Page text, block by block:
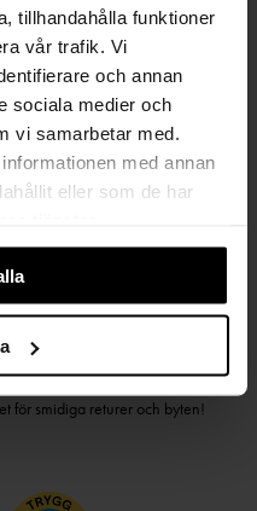
tillhandahålla funktioner
vår trafik. Vi
och annan
sociala medier och
vi samarbetar med.
med annan
eller som de har
NYHETSBREV
Vi på Johnells erbjuder flera
för smidiga returer och byten!